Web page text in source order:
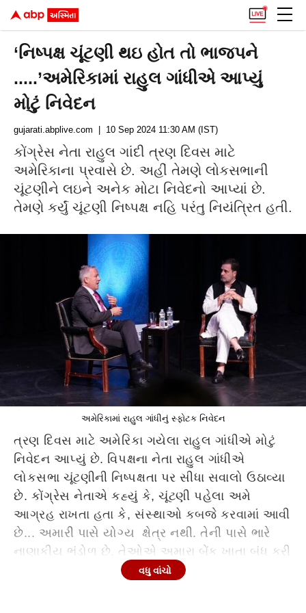
‘નિષ્પક્ષ ચૂંટણી થઇ હોત તો ભાજપને
.....’અમેરિકામાં રાહુલ ગાંધીએ આપ્યું
મોટું નિવેદન
gujarati.abplive.com | 10 Sep 2024 11:30 AM (IST)
કોંગ્રેસ નેતા રાહુલ ગાંદી ત્રણ દિવસ માટે
અમેરિકાના પ્રવાસે છે. અહીં તેમણે લોકસભાની
ચૂંટણીને લઇને અનેક મોટા નિવેદનો આપ્યાં છે.
તેમણે કર્યું ચૂંટણી નિષ્પક્ષ નહિ પરંતુ નિયંત્રિત હતી.
અમેરિકામાં રાહુલ ગાંધીનું સ્ફોટક નિવેદન
ત્રણ દિવસ માટે અમેરિકા ગયેલા રાહુલ ગાંધીએ મોટું
નિવેદન આપ્યું છે. વિપક્ષના નેતા રાહુલ ગાંધીએ
લોકસભા ચૂંટણીની નિષ્પક્ષતા પર સીધા સવાલો ઉઠાવ્યા
છે. કોંગ્રેસ નેતાએ કહ્યું કે, ચૂંટણી પહેલા અમે
આગ્રહ રાખતા હતા કે, સંસ્થાઓ કબજે કરવામાં આવી
છે... અમારી પાસે યોગ્ય ક્ષેત્ર નથી. તેની પાસે ભારે
નાણાકીય ભંડોળ છે, તેઓએ અમારા બેંક ખાતા બંધ કરી
દીધા હતા...ચૂંટણી પંચ એ જે ઈચ્છે તે જ કરી રહ્યું
વધુ વાંચો